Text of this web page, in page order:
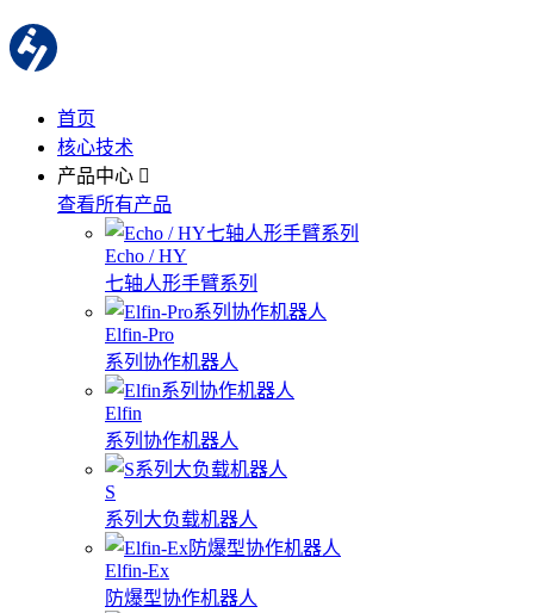
首页
核心技术
产品中心
查看所有产品
Echo / HY
七轴人形手臂系列
Elfin-Pro
系列协作机器人
Elfin
系列协作机器人
S
系列大负载机器人
Elfin-Ex
防爆型协作机器人